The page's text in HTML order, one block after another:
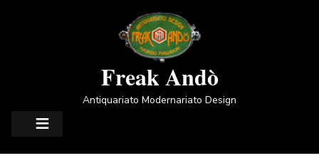
Freak Andò
Antiquariato Modernariato Design